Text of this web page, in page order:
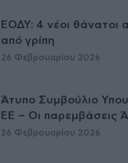
ΕΟΔΥ: 4 νέοι θάνατοι
από γρίπη
26 Φεβρουαρίου 2026
Άτυπο Συμβούλιο
ΕE – Οι παρεμβάσεις
26 Φεβρουαρίου 2026